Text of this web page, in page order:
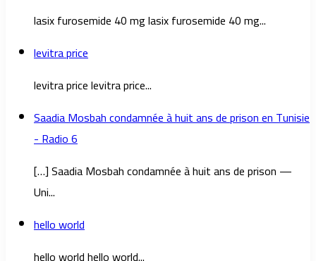
lasix furosemide 40 mg lasix furosemide 40 mg...
levitra price
levitra price levitra price...
Saadia Mosbah condamnée à huit ans de prison en Tunisie
- Radio 6
[…] Saadia Mosbah condamnée à huit ans de prison —
Uni...
hello world